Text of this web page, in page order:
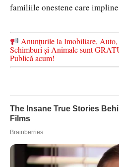
familiile onestene care
Anunțurile la Imobiliare,
Schimburi și Animale sunt
Publică acum!